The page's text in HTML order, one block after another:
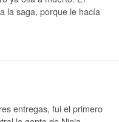
la saga, porque le hacía
entregas, fui el primero